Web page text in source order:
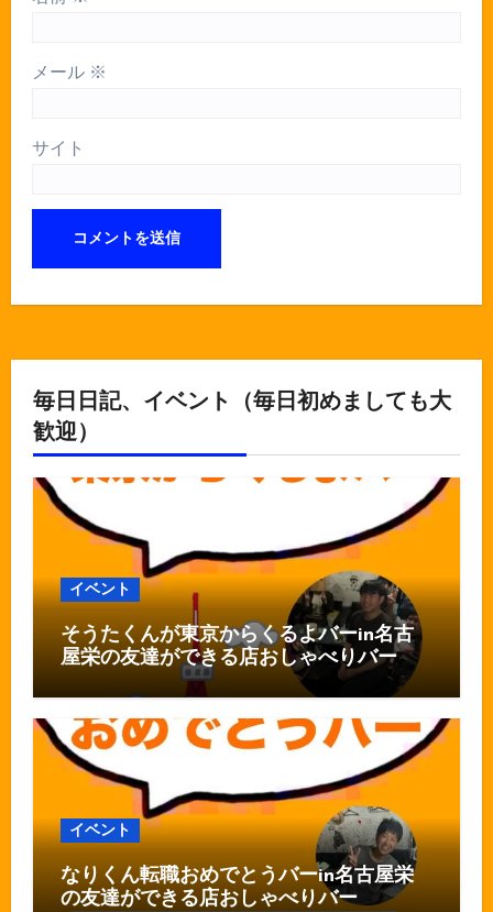
メール ※
サイト
毎日日記、イベント（毎日初めましても大
歓迎）
イベント
そうたくんが東京からくるよバーin名古
屋栄の友達ができる店おしゃべりバー
イベント
なりくん転職おめでとうバーin名古屋栄
の友達ができる店おしゃべりバー